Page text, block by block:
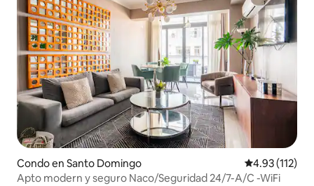
Condo en Santo Domingo Calificación
4.93 (112)
Apto modern y seguro Naco/Seguridad 24/7-A/C -WiFi